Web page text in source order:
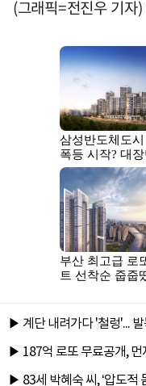
(그래픽=전진우 기자)